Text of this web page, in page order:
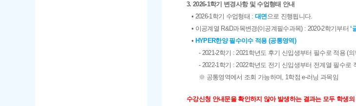
3. 2026-1학기 변경사항 및 수업형태 안내
• 2026-1학기 수업형태 : 대면으로 진행됩니다.
• 이공계열 R&D과목변경(이공계필수과목) : 2020-2학기부터‘
• HYPER한양 필수이수 적용 (공통영역)
- 2021-2학기 : 2021학년도 후기 신입생부터 필수로 적용 (
- 2022-1학기 : 2022학년도 전기 신입생부터 전계열 필수로
※ 공통영역에서 조회 가능하며, 1학점 e-러닝 과목임
수강신청 안내문을 확인하지 않아 발생하는 결과는 모두 학생